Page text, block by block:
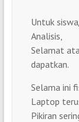
Untuk
Analisis,
Selamat
dapatkan.
Selama ini
Laptop
Pikiran